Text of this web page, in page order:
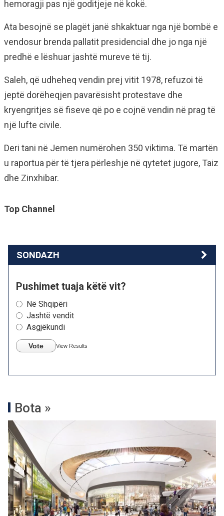
hemoragji pas një goditjeje në kokë.
Ata besojnë se plagët janë shkaktuar nga një bombë e
vendosur brenda pallatit presidencial dhe jo nga një
predhë e lëshuar jashtë mureve të tij.
Saleh, që udheheq vendin prej vitit 1978, refuzoi të
jeptë dorëheqjen pavarësisht protestave dhe
kryengritjes së fiseve që po e cojnë vendin në prag të
një lufte civile.
Deri tani në Jemen numërohen 350 viktima. Të martën
u raportua për të tjera përleshje në qytetet jugore, Taiz
dhe Zinxhibar.
Top Channel
SONDAZH
Pushimet tuaja këtë vit?
Në Shqipëri
Jashtë vendit
Asgjëkundi
Vote View Results
Bota »